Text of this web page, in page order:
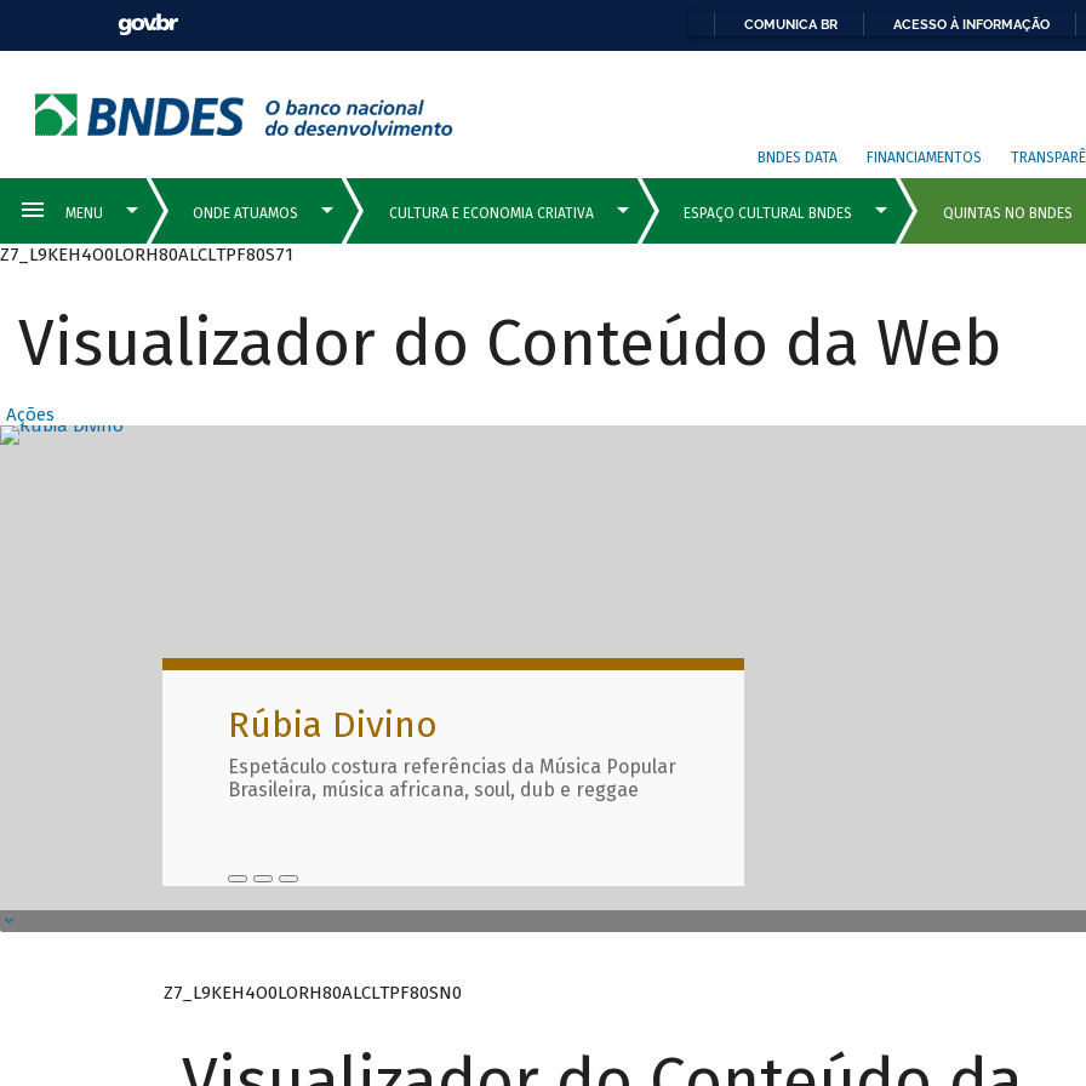
COMUNICA BR ACESSO À INFORMAÇÃO
BNDES DATA FINANCIAMENTOS
Z7_L9KEH4O0LORH80ALCLTPF80S71
Visualizador do Conteúdo da Web
Ações
Destaques Principais com
Rúbia Divino
Espetáculo costura referências da Música Popular
Brasileira, música africana, soul, dub e reggae
Z7_L9KEH4O0LORH80ALCLTPF80SN0